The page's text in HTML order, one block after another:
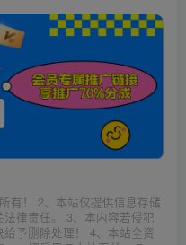
有！ 2、本站仅提供信息存储
律责任。 3、本内容若侵犯
予删除处理！ 4、本站全资